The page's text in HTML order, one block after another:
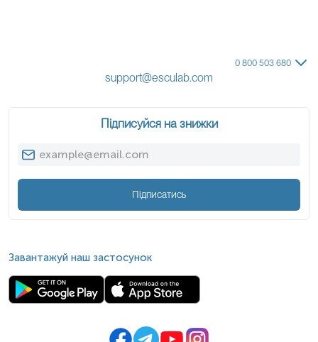
0 800 503 680
support@esculab.com
Підписуйся на знижки
Підписатись
Завантажуй наш застосунок